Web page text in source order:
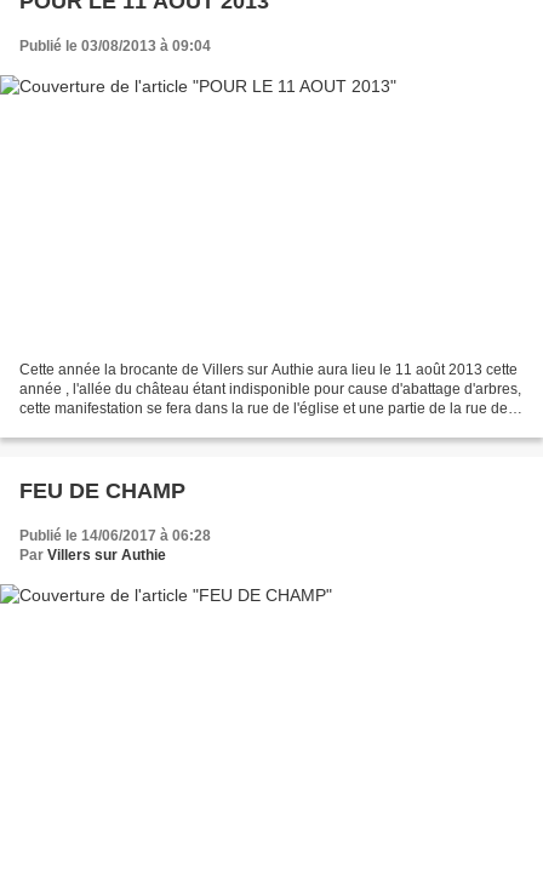
Publié le 03/08/2013 à 09:04
Cette année la brocante de Villers sur Authie aura lieu le 11 août 2013 cette
année , l'allée du château étant indisponible pour cause d'abattage d'arbres,
cette manifestation se fera dans la rue de l'église et une partie de la rue de
FEU DE CHAMP
Publié le 14/06/2017 à 06:28
Par Villers sur Authie